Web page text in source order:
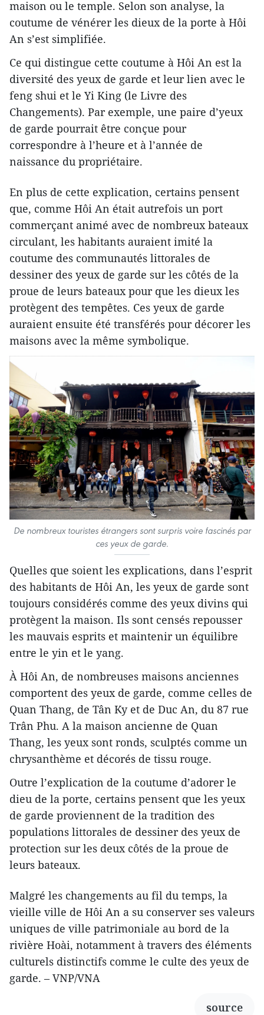
maison ou le temple. Selon son analyse, la
coutume de vénérer les dieux de la porte à Hôi
An s’est simplifiée.
Ce qui distingue cette coutume à Hôi An est la
diversité des yeux de garde et leur lien avec le
feng shui et le Yi King (le Livre des
Changements). Par exemple, une paire d’yeux
de garde pourrait être conçue pour
correspondre à l’heure et à l’année de
naissance du propriétaire.
En plus de cette explication, certains pensent
que, comme Hôi An était autrefois un port
commerçant animé avec de nombreux bateaux
circulant, les habitants auraient imité la
coutume des communautés littorales de
dessiner des yeux de garde sur les côtés de la
proue de leurs bateaux pour que les dieux les
protègent des tempêtes. Ces yeux de garde
auraient ensuite été transférés pour décorer les
maisons avec la même symbolique.
De nombreux touristes étrangers sont surpris voire fascinés par
ces yeux de garde.
Quelles que soient les explications, dans l’esprit
des habitants de Hôi An, les yeux de garde sont
toujours considérés comme des yeux divins qui
protègent la maison. Ils sont censés repousser
les mauvais esprits et maintenir un équilibre
entre le yin et le yang.
À Hôi An, de nombreuses maisons anciennes
comportent des yeux de garde, comme celles de
Quan Thang, de Tân Ky et de Duc An, du 87 rue
Trân Phu. A la maison ancienne de Quan
Thang, les yeux sont ronds, sculptés comme un
chrysanthème et décorés de tissu rouge.
Outre l’explication de la coutume d’adorer le
dieu de la porte, certains pensent que les yeux
de garde proviennent de la tradition des
populations littorales de dessiner des yeux de
protection sur les deux côtés de la proue de
leurs bateaux.
Malgré les changements au fil du temps, la
vieille ville de Hôi An a su conserver ses valeurs
uniques de ville patrimoniale au bord de la
rivière Hoài, notamment à travers des éléments
culturels distinctifs comme le culte des yeux de
garde. – VNP/VNA
source